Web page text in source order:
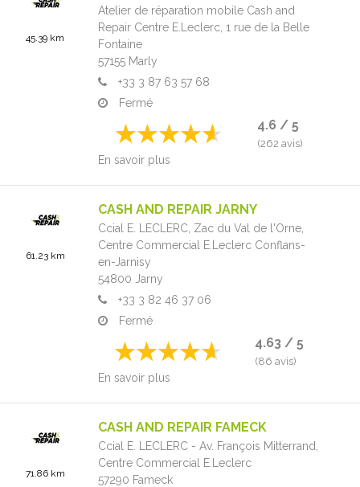
45.39 km
Atelier de réparation mobile Cash and
Repair Centre E.Leclerc, 1 rue de la Belle
Fontaine
57155 Marly
+33 3 87 63 57 68
Fermé
4.6 / 5
(262 avis)
En savoir plus
61.23 km
CASH AND REPAIR JARNY
Ccial E. LECLERC, Zac du Val de l'Orne,
Centre Commercial E.Leclerc Conflans-
en-Jarnisy
54800 Jarny
+33 3 82 46 37 06
Fermé
4.63 / 5
(86 avis)
En savoir plus
71.86 km
CASH AND REPAIR FAMECK
Ccial E. LECLERC - Av. François Mitterrand,
Centre Commercial E.Leclerc
57290 Fameck